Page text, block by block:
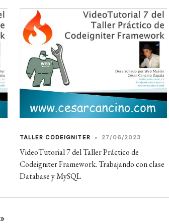
TALLER CODEIGNITER • 27/06/2023
VideoTutorial 7 del Taller Práctico de
Codeigniter Framework. Trabajando con clase
Database y MySQL
»